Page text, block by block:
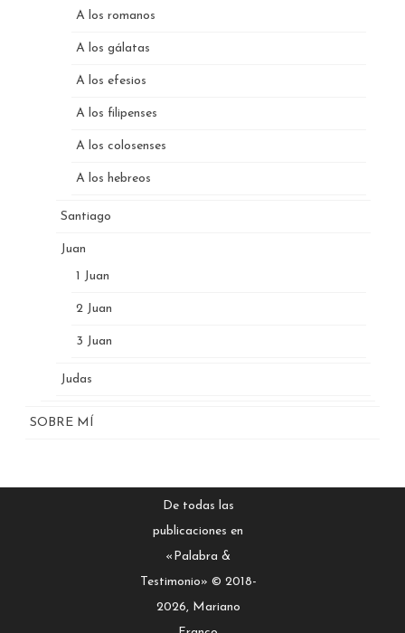
A los romanos
A los gálatas
A los efesios
A los filipenses
A los colosenses
A los hebreos
Santiago
Juan
1 Juan
2 Juan
3 Juan
Judas
SOBRE MÍ
De todas las
publicaciones en
«Palabra &
Testimonio» © 2018-
2026, Mariano